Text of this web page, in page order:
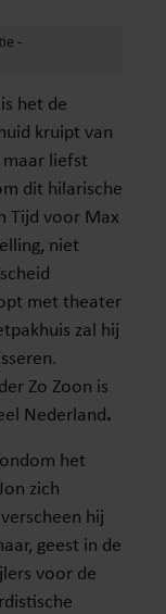
is het de
kruipt van
liefst
dit hilarische
Tijd voor Max
niet
met theater
zal hij
Zo Zoon is
Nederland.
het
zich
hij
geest in de
voor de